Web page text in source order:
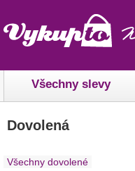
Všechny slevy
Dovolená
Všechny dovolené